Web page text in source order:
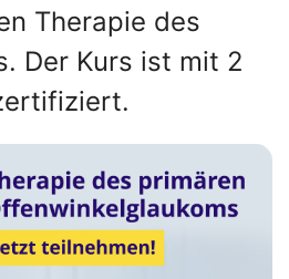
Therapie des
Der Kurs ist mit 2